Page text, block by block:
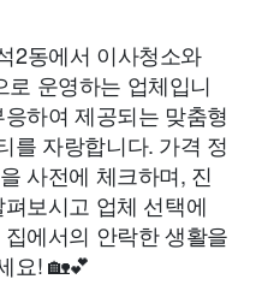
2동에서 이사청소와
운영하는 업체입니
하여 제공되는 맞춤형
를 자랑합니다. 가격 정
사전에 체크하며, 진
보시고 업체 선택에
에서의 안락한 생활을
요! 🏡💕